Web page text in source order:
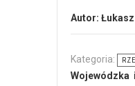
Autor:
Kategoria: